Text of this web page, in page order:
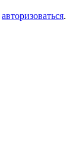
авторизоваться.